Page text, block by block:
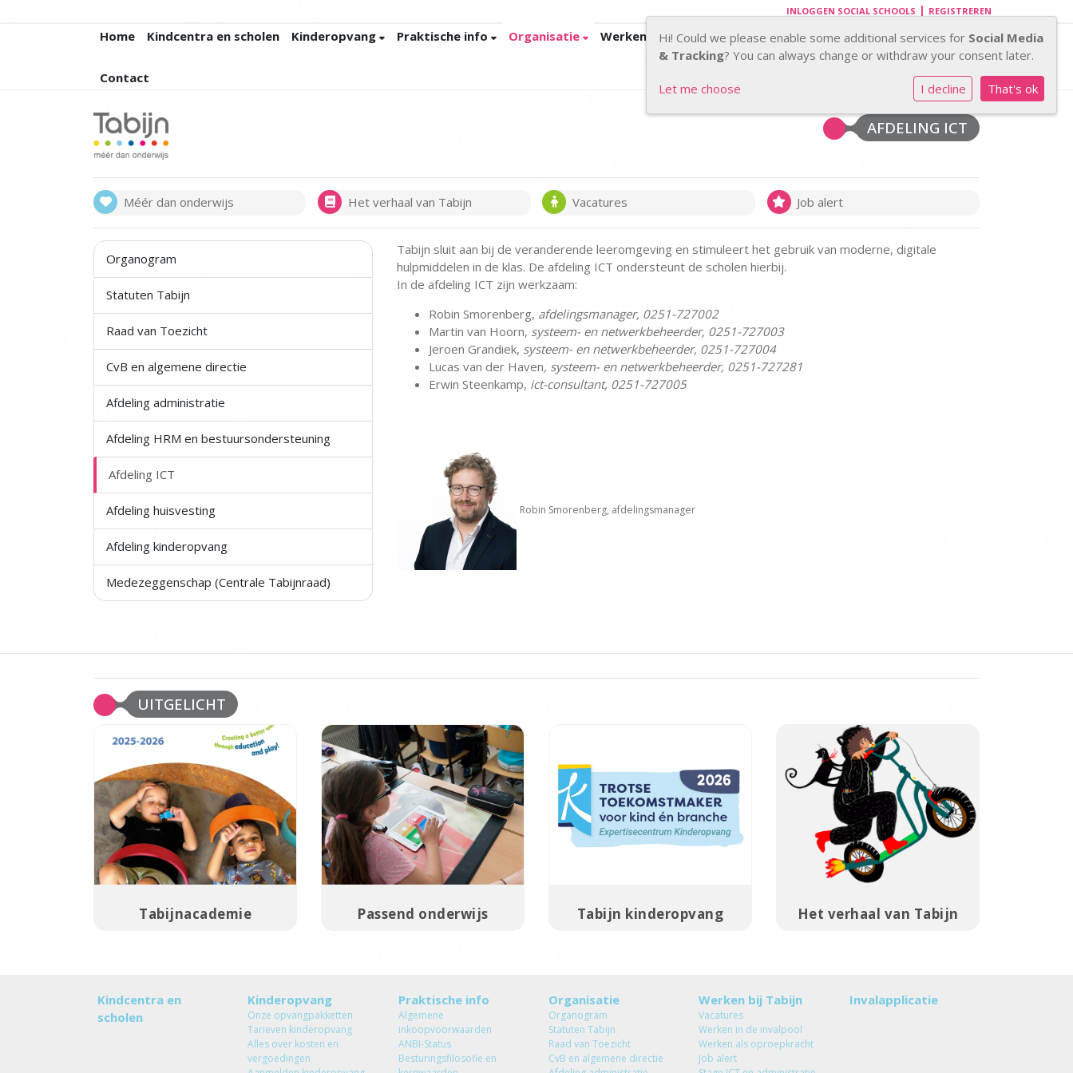
INLOGGEN SOCIAL SCHOOLS | REGISTREREN
Home Kindcentra en scholen Kinderopvang Praktische info Organisatie Werken bij Tabijn Invalapplicatie
Contact
AFDELING ICT
Méér dan onderwijs Het verhaal van Tabijn Vacatures Job alert
Organogram
Statuten Tabijn
Raad van Toezicht
CvB en algemene directie
Afdeling administratie
Afdeling HRM en bestuursondersteuning
Afdeling ICT
Afdeling huisvesting
Afdeling kinderopvang
Medezeggenschap (Centrale Tabijnraad)
Tabijn sluit aan bij de veranderende leeromgeving en stimuleert het gebruik van moderne, digitale
hulpmiddelen in de klas. De afdeling ICT ondersteunt de scholen hierbij.
In de afdeling ICT zijn werkzaam:
Robin Smorenberg, afdelingsmanager, 0251-727002
Martin van Hoorn, systeem- en netwerkbeheerder, 0251-727003
Jeroen Grandiek, systeem- en netwerkbeheerder, 0251-727004
Lucas van der Haven, systeem- en netwerkbeheerder, 0251-727281
Erwin Steenkamp, ict-consultant, 0251-727005
Robin Smorenberg, afdelingsmanager
UITGELICHT
Tabijnacademie Passend onderwijs Tabijn kinderopvang Het verhaal van Tabijn
Kindcentra en
scholen
Kinderopvang
Onze opvangpakketten
Tarieven kinderopvang
Alles over kosten en
vergoedingen
Praktische info
Algemene
inkoopvoorwaarden
ANBI-Status
Besturingsfilosofie en
Organisatie
Organogram
Statuten Tabijn
Raad van Toezicht
CvB en algemene directie
Werken bij Tabijn
Vacatures
Werken in de invalpool
Werken als oproepkracht
Job alert
Invalapplicatie
Hi! Could we please enable some additional services for Social Media
& Tracking? You can always change or withdraw your consent later.
Let me choose I decline That's ok